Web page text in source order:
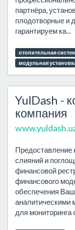
партнёра,
плодотворные и
гарантируем ка...
отопительная
модульная
YulDash -
компания
Предоставление
слияний и
финансовой
финансового
обеспечения
аналитическими
для мониторинга